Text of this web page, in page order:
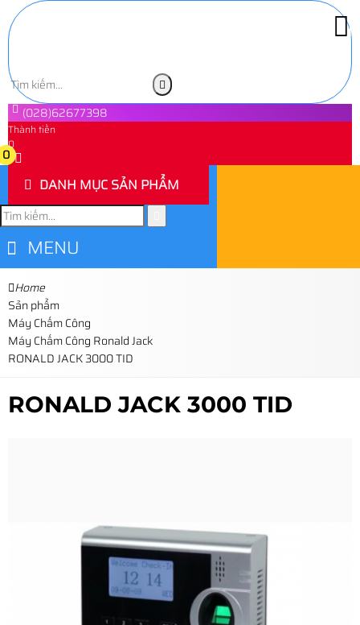
(028)62677398
Thành tiền
0
0
DANH MỤC SẢN PHẨM
MENU
Home
Sản phẩm
Máy Chấm Công
Máy Chấm Công Ronald Jack
RONALD JACK 3000 TID
RONALD JACK 3000 TID